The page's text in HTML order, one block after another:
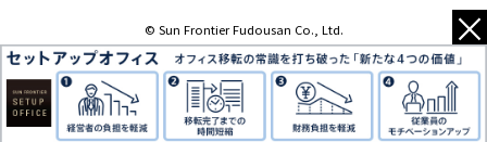
© Sun Frontier Fudousan Co., Ltd. ×